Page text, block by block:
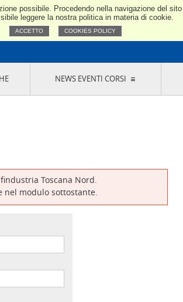
possibile. Procedendo nella navigazione del
leggere la nostra politica in materia di cookie.
ACCETTO COOKIES POLICY
Toscana Nord
GRUPPI DI ACQUISTO
NEWS EVENTI CORSI
Toscana Nord.
nel modulo sottostante.